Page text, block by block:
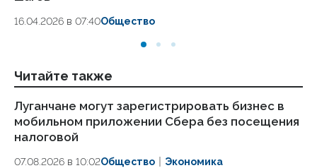
16.04.2026 в 07:40Общество
Читайте также
Луганчане могут зарегистрировать бизнес в
мобильном приложении Сбера без посещения
налоговой
07.08.2026 в 10:02Общество Экономика